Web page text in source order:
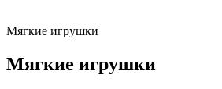
Мягкие игрушки
Мягкие игрушки